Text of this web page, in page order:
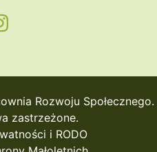
Rozwoju Społecznego.
zastrzeżone.
i RODO